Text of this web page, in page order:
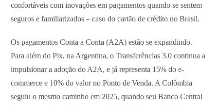
confortáveis com inovações em pagamentos quando se sentem
seguros e familiarizados – caso do cartão de crédito no Brasil.
Os pagamentos Conta a Conta (A2A) estão se expandindo.
Para além do Pix, na Argentina, o Transferências 3.0 continua a
impulsionar a adoção do A2A, e já representa 15% do e-
commerce e 10% do valor no Ponto de Venda. A Colômbia
seguiu o mesmo caminho em 2025, quando seu Banco Central